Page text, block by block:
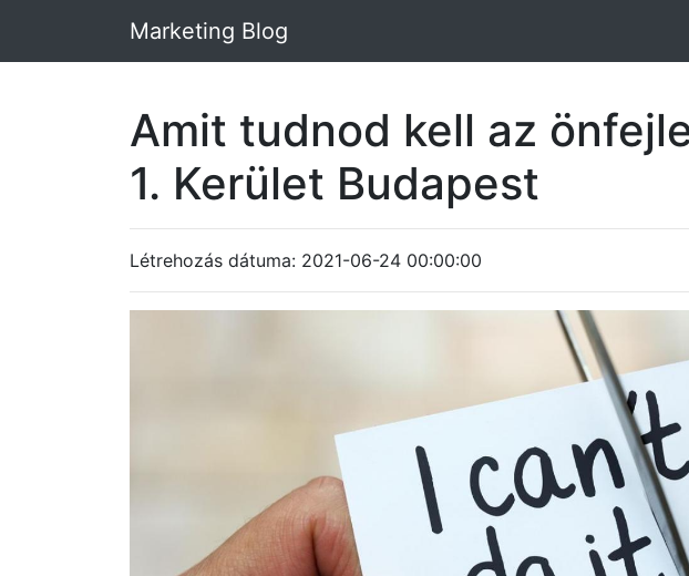
Marketing Blog
Amit tudnod kell az
1. Kerület Budapest
Létrehozás dátuma: 2021-06-24 00:00:00